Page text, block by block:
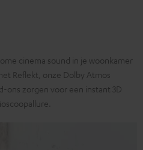
cinema sound in je woonkamer
Reflekt, onze Dolby Atmos
ons zorgen voor een instant 3D